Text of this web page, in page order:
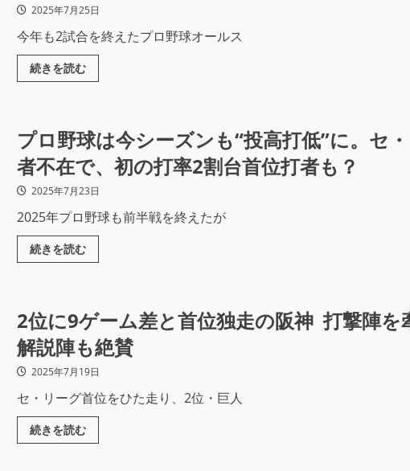
2025年7月25日
今年も2試合を終えたプロ野球オールス
続きを読む
プロ野球は今シーズンも“投高打低”に。セ
者不在で、初の打率2割台首位打者も？
2025年7月23日
2025年プロ野球も前半戦を終えたが
続きを読む
2位に9ゲーム差と首位独走の阪神 打撃陣を
解説陣も絶賛
2025年7月19日
セ・リーグ首位をひた走り、2位・巨人
続きを読む